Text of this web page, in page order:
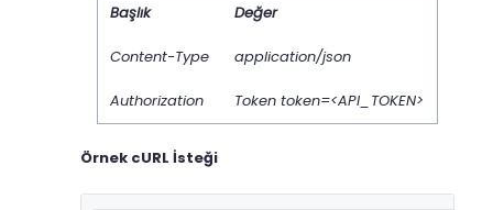
Başlık Değer
Content-Type application/json
Authorization Token token=<API_TOKEN>
Örnek cURL İsteği